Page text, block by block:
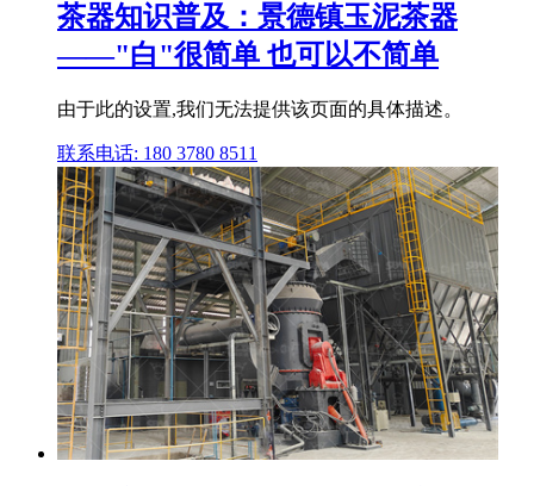
茶器知识普及：景德镇玉泥茶器
——"白"很简单 也可以不简单
由于此的设置,我们无法提供该页面的具体描述。
联系电话: 180 3780 8511